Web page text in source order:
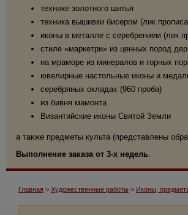
технике золотного шитья
техника вышивки бисером (лик
иконы в металле с серебрением (лик
стиле «маркетри» из ценных пород
на мраморе из минералов и горных
ювелирные настольные иконы и
серебряных окладах (960 проба)
из бивня мамонта
Византийские иконы Святой Земли
а также предметы культа (представлены
Выполнение заказа от 3-х недель.
Главная > Художественные работы > Иконы,